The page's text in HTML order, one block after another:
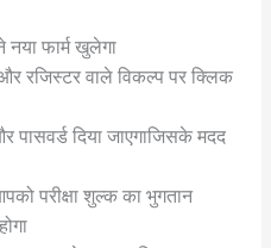
फार्म खुलेगा
रजिस्टर वाले विकल्प पर क्लिक
दिया जाएगाजिसके मदद
परीक्षा शुल्क का भुगतान